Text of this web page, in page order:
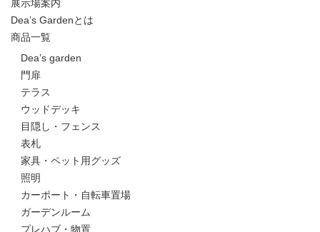
展示場案内
Dea’s Gardenとは
商品一覧
Dea’s garden
門扉
テラス
ウッドデッキ
目隠し・フェンス
表札
家具・ペット用グッズ
照明
カーポート・自転車置場
ガーデンルーム
プレハブ・物置